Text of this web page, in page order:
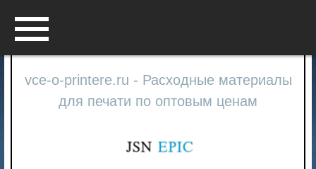
vce-o-printere.ru - Расходные материалы
для печати по оптовым ценам